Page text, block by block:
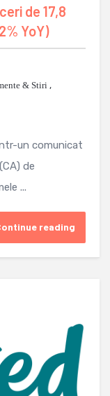
de 17,8
YoY)
& Stiri ,
un comunicat
de
...
reading